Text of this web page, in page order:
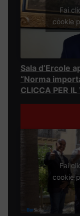
Fai
cookie
Sala d’Ercole
“Norma
CLICCA PER IL
Fai
cookie